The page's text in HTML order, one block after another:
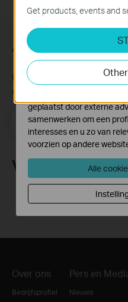
Abonneer
Krijg updates over
en ander interessant nieuws
Email Address
Volg Ons
Over ons
Bedrijfsprofiel
Pers en
Nieuws
Get products, events and
website en kunnen niet
Analyse en Marketing
Cookies voor analyse
activiteiten op onze
functionaliteit van de
verbeteren.
geplaatst door externe
samenwerken om een
interesses en u zo van
voorzien op andere
Alle